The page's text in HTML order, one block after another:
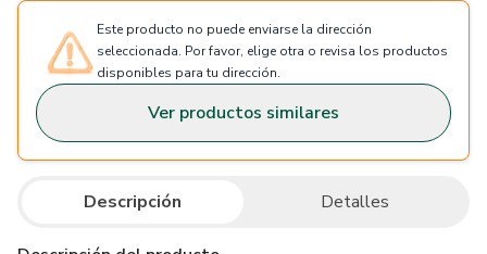
Este producto no puede enviarse la dirección
seleccionada. Por favor, elige otra o revisa los productos
disponibles para tu dirección.
Ver productos similares
Descripción Detalles